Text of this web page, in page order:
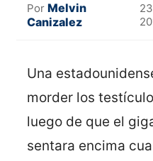
Por Melvin
Canizalez
Una
morder los
luego de que el
sentara encima